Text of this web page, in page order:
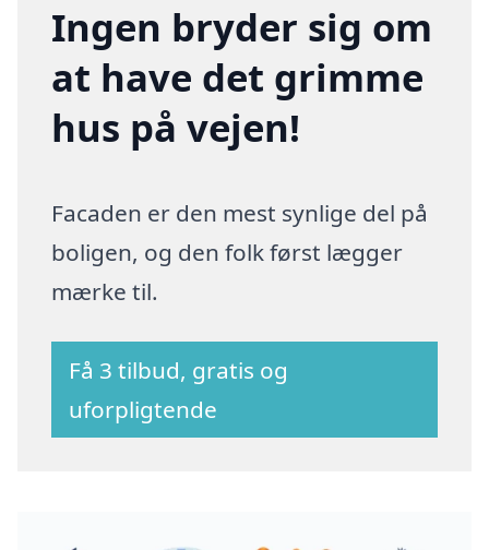
Ingen bryder sig om
at have det grimme
hus på vejen!
Facaden er den mest synlige del på
boligen, og den folk først lægger
mærke til.
Få 3 tilbud, gratis og
uforpligtende